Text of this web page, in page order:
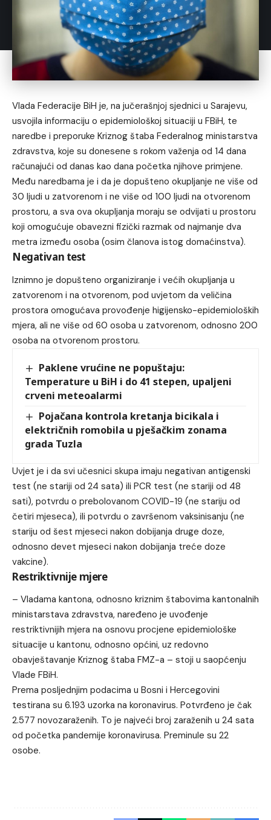
Vlada Federacije BiH je, na jučerašnjoj sjednici u Sarajevu,
usvojila informaciju o epidemiološkoj situaciji u FBiH, te
naredbe i preporuke Kriznog štaba Federalnog ministarstva
zdravstva, koje su donesene s rokom važenja od 14 dana
računajući od danas kao dana početka njihove primjene.
Među naredbama je i da je dopušteno okupljanje ne više od
30 ljudi u zatvorenom i ne više od 100 ljudi na otvorenom
prostoru, a sva ova okupljanja moraju se odvijati u prostoru
koji omogućuje obavezni fizički razmak od najmanje dva
metra između osoba (osim članova istog domaćinstva).
Negativan test
Iznimno je dopušteno organiziranje i većih okupljanja u
zatvorenom i na otvorenom, pod uvjetom da veličina
prostora omogućava provođenje higijensko-epidemioloških
mjera, ali ne više od 60 osoba u zatvorenom, odnosno 200
osoba na otvorenom prostoru.
Paklene vrućine ne popuštaju:
Temperature u BiH i do 41 stepen, upaljeni
crveni meteoalarmi
Pojačana kontrola kretanja bicikala i
električnih romobila u pješačkim zonama
grada Tuzla
Uvjet je i da svi učesnici skupa imaju negativan antigenski
test (ne stariji od 24 sata) ili PCR test (ne stariji od 48
sati), potvrdu o prebolovanom COVID-19 (ne stariju od
četiri mjeseca), ili potvrdu o završenom vaksinisanju (ne
stariju od šest mjeseci nakon dobijanja druge doze,
odnosno devet mjeseci nakon dobijanja treće doze
vakcine).
Restriktivnije mjere
– Vladama kantona, odnosno kriznim štabovima kantonalnih
ministarstava zdravstva, naređeno je uvođenje
restriktivnijih mjera na osnovu procjene epidemiološke
situacije u kantonu, odnosno općini, uz redovno
obavještavanje Kriznog štaba FMZ-a – stoji u saopćenju
Vlade FBiH.
Prema posljednjim podacima u Bosni i Hercegovini
testirana su 6.193 uzorka na koronavirus. Potvrđeno je čak
2.577 novozaraženih. To je najveći broj zaraženih u 24 sata
od početka pandemije koronavirusa. Preminule su 22
osobe.